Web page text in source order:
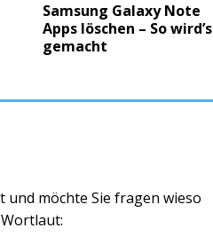
Samsung Galaxy Note
Apps löschen – So wird’s
gemacht
und möchte Sie fragen wieso